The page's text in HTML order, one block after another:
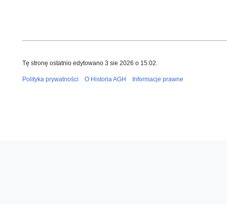
Tę stronę ostatnio edytowano 3 sie 2026 o 15:02.
Polityka prywatności O Historia AGH Informacje prawne